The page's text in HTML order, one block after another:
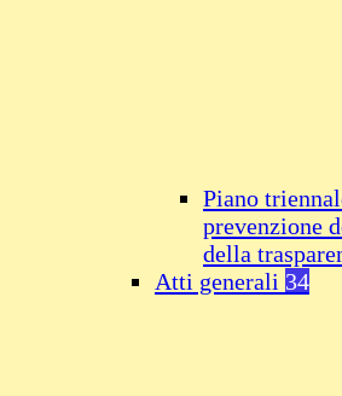
Piano
prevenzione
della
Atti generali 34